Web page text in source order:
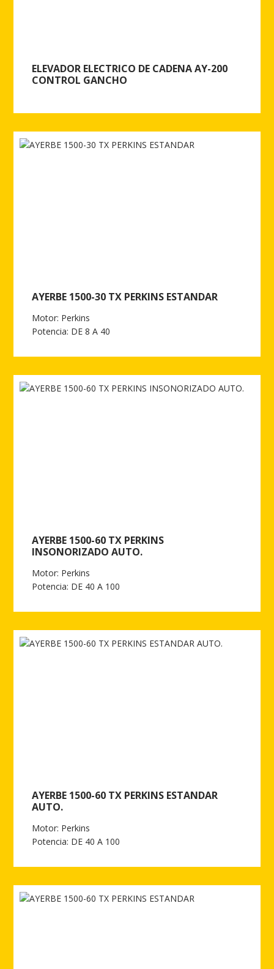
ELEVADOR ELECTRICO DE CADENA AY-200
CONTROL GANCHO
AYERBE 1500-30 TX PERKINS ESTANDAR
Motor: Perkins
Potencia: DE 8 A 40
AYERBE 1500-60 TX PERKINS
INSONORIZADO AUTO.
Motor: Perkins
Potencia: DE 40 A 100
AYERBE 1500-60 TX PERKINS ESTANDAR
AUTO.
Motor: Perkins
Potencia: DE 40 A 100